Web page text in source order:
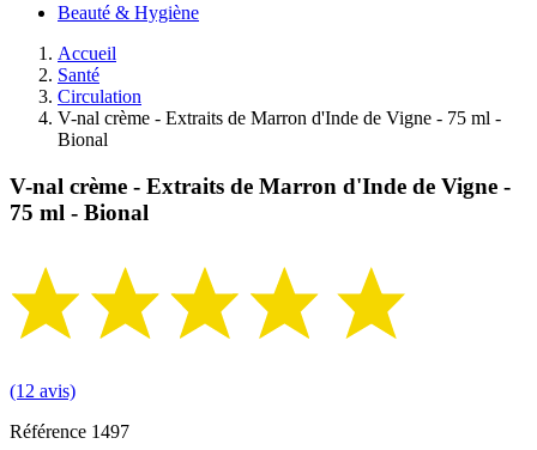
Beauté & Hygiène
Accueil
Santé
Circulation
V-nal crème - Extraits de Marron d'Inde de Vigne - 75 ml -
Bional
V-nal crème - Extraits de Marron d'Inde de Vigne -
75 ml - Bional
(12 avis)
Référence 1497